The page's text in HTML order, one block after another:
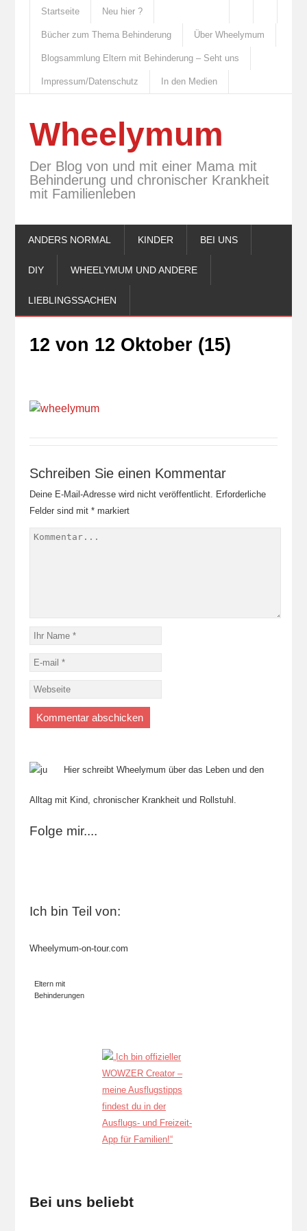
Startseite Neu hier ?
Bücher zum Thema Behinderung Über Wheelymum
Blogsammlung Eltern mit Behinderung – Seht uns
Impressum/Datenschutz In den Medien
Wheelymum
Der Blog von und mit einer Mama mit
Behinderung und chronischer Krankheit
mit Familienleben
ANDERS NORMAL KINDER BEI UNS
DIY WHEELYMUM UND ANDERE
LIEBLINGSSACHEN
12 von 12 Oktober (15)
Schreiben Sie einen Kommentar
Deine E-Mail-Adresse wird nicht veröffentlicht. Erforderliche
Felder sind mit *markiert
Hier schreibt Wheelymum über das Leben und den
Alltag mit Kind, chronischer Krankheit und Rollstuhl.
Folge mir....
Ich bin Teil von:
Wheelymum-on-tour.com
Eltern mit
Behinderungen
Bei uns beliebt